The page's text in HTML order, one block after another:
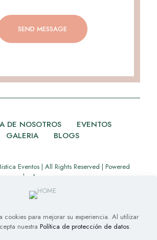
DE NOSOTROS
EVENTOS
GALERIA
BLOGS
Eventos | All Rights Reserved | Powered
by
Appverse
cookies para mejorar su experiencia. Al utilizar
nuestra Política de protección de datos.